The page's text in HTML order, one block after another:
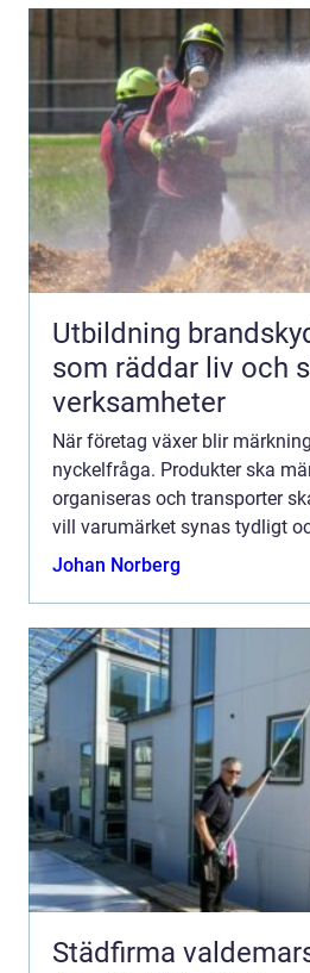
Utbildning brandskydd
som räddar liv och
verksamheter
När företag växer blir
nyckelfråga. Produkter ska
organiseras och transporter
vill varumärket synas tydligt
ut. Här spelar etiketter på
Johan Norberg
Städfirma valdemarsvik så